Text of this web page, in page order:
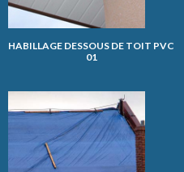
HABILLAGE DESSOUS DE TOIT PVC
01